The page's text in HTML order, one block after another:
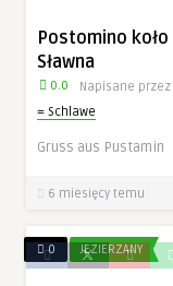
Postomino koło
Sławna
0.0 Napisane przez
= Schlawe
Gruss aus Pustamin
6 miesięcy temu
0 JEZIERZANY